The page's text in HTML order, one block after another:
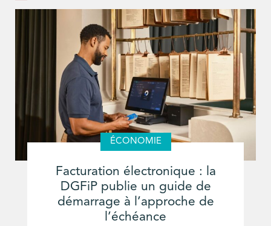
ÉCONOMIE
Facturation électronique : la
DGFiP publie un guide de
démarrage à l’approche de
l’échéance